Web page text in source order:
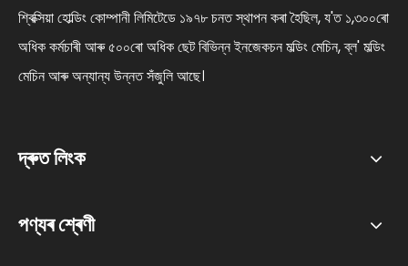
শ্বিক্সিয়া হোল্ডিং কোম্পানী লিমিটেডে ১৯৭৮ চনত স্থাপন কৰা হৈছিল, য'ত ১,৩০০ৰো
অধিক কৰ্মচাৰী আৰু ৫০০ৰো অধিক ছেট বিভিন্ন ইনজেকচন মল্ডিং মেচিন, ব্ল' মল্ডিং
মেচিন আৰু অন্যান্য উন্নত সঁজুলি আছে।
দ্ৰুত লিংক
পণ্যৰ শ্ৰেণী